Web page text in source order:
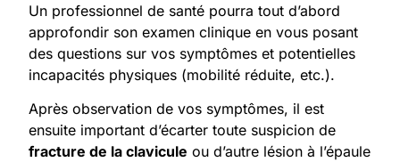
Un professionnel de santé pourra tout d’abord
approfondir son examen clinique en vous posant
des questions sur vos symptômes et potentielles
incapacités physiques (mobilité réduite, etc.).
Après observation de vos symptômes, il est
ensuite important d’écarter toute suspicion de
fracture de la clavicule ou d’autre lésion à l’épaule